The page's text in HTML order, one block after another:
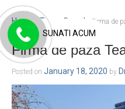
Home Team Guard Firma de
Firma de paza
Posted on January 18, 2020 by
SUNATI ACUM